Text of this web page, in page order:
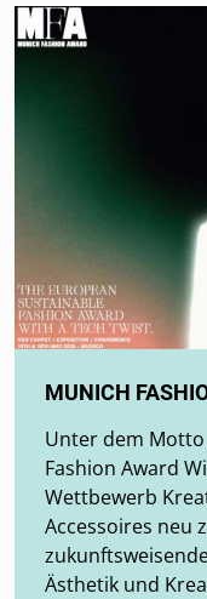
MUNICH
Unter dem Motto
Fashion Award
Wettbewerb
Accessoires neu
Ästhetik und